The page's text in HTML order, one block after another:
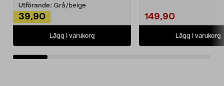
Utförande: Grå/beige
39,90
Lägg i varukorg
149,90
Lägg i varukorg